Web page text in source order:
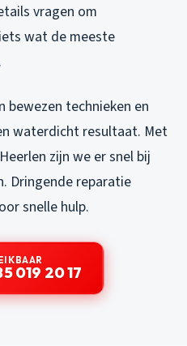
vragen om
wat de meeste
bewezen technieken en
waterdicht resultaat. Met
zijn we er snel bij
Dringende reparatie
snelle hulp.
019 20 17